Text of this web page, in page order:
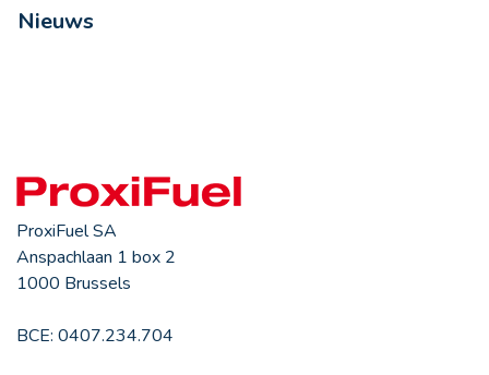
Nieuws
ProxiFuel SA
Anspachlaan 1 box 2
1000 Brussels
BCE: 0407.234.704